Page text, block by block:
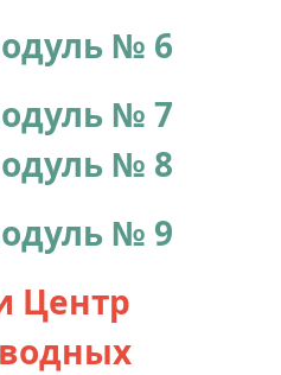
№ 6
№ 7
№ 8
№ 9
Центр